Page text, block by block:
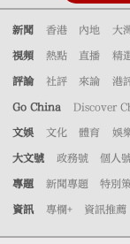
新聞 香港 內地 大
視頻 熱點 直播 精
評論 社評 來論 港
Go China Discover
文娛 文化 體育 娛
大文號 政務號 個人號
專題 新聞專題 特別
資訊 專欄+ 資訊推薦